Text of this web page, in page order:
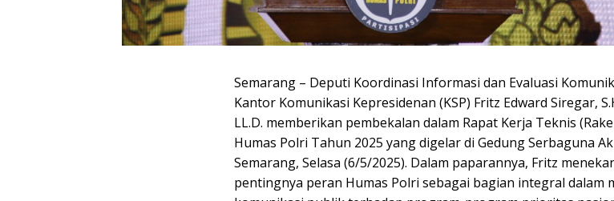
Semarang – Deputi Koordinasi Informasi dan Evaluasi
Kantor Komunikasi Kepresidenan (KSP) Fritz Edward Siregar,
LL.D. memberikan pembekalan dalam Rapat Kerja Teknis
Humas Polri Tahun 2025 yang digelar di Gedung Serbaguna
Semarang, Selasa (6/5/2025). Dalam paparannya, Fritz
pentingnya peran Humas Polri sebagai bagian integral dalam